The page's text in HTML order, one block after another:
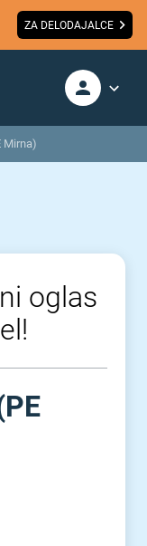
ZA DELODAJALCE
Mirna)
oglas